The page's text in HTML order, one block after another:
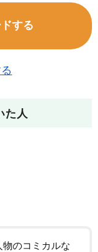
する
た人
のコミカルな